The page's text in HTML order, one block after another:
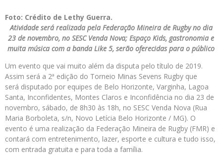
Foto: Crédito de Lethy Guerra.
Atividade será realizada pela Federação Mineira de Rugby no dia
23 de novembro, no SESC Venda Nova; Espaço Kids, gastronomia e
muita música com a banda Like 5, serão oferecidas para o público
Um evento que vai muito além da disputa pelo título de 2019.
Assim será a 2ª edição do Torneio Minas Sevens Rugby que
será disputado por equipes de Belo Horizonte, Varginha, Lagoa
Santa, Inconfidentes, Montes Claros e Inconfidência no dia 23 de
novembro, sábado, de 8h30 às 18h, no SESC Venda Nova (Rua
Maria Borboleta, s/n, Novo Letícia Belo Horizonte / MG). O
evento é uma realização da Federação Mineira de Rugby (FMR) e
contará com entretenimento, lazer, esporte e cultura e tudo isso,
com entrada gratuita e para toda a família.